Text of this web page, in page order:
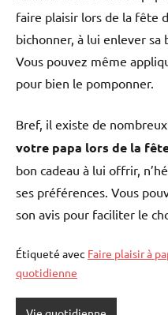
faire plaisir lors de la fête
bichonner, à lui enlever sa
Vous pouvez même
pour bien le pomponner.
Bref, il existe de
votre papa lors de la
bon cadeau à lui offrir,
ses préférences. Vous
son avis pour faciliter le
Étiqueté avec Faire plaisir à
quotidienne